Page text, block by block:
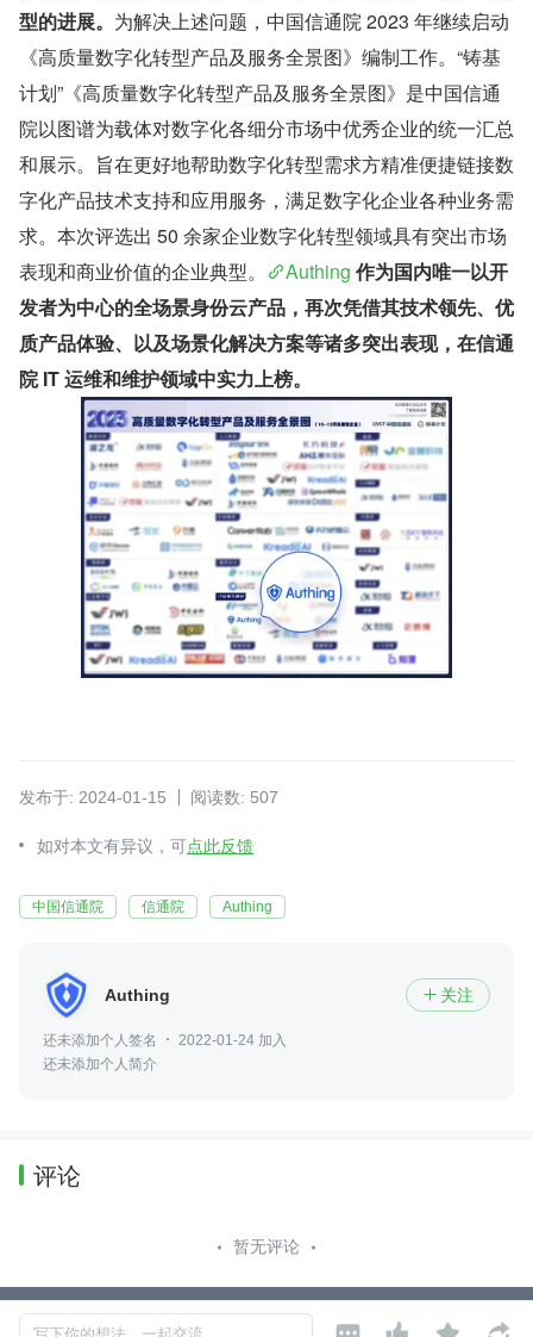
型的进展。 为解决上述问题，中国信通院 2023 年继续启动
《高质量数字化转型产品及服务全景图》编制工作。“铸基
计划”《高质量数字化转型产品及服务全景图》是中国信通
院以图谱为载体对数字化各细分市场中优秀企业的统一汇总
和展示。旨在更好地帮助数字化转型需求方精准便捷链接数
字化产品技术支持和应用服务，满足数字化企业各种业务需
求。本次评选出 50 余家企业数字化转型领域具有突出市场
表现和商业价值的企业典型。
Authing 作为国内唯一以开
发者为中心的全场景身份云产品，再次凭借其技术领先、优
质产品体验、以及场景化解决方案等诸多突出表现，在信通
院 IT 运维和维护领域中实力上榜。
发布于: 2024-01-15 阅读数: 507
如对本文有异议，可点此反馈
中国信通院 信通院 Authing
Authing  关注
还未添加个人签名
2022-01-24 加入
还未添加个人简介
评论
暂无评论
Copyright © 2026, Geekbang Technology Ltd. All rights reserved. 极客邦控